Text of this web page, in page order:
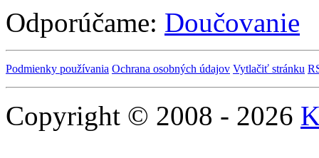
Odporúčame: Doučovanie
Podmienky používania Ochrana osobných údajov Vytlačiť stránku
Copyright © 2008 - 2026